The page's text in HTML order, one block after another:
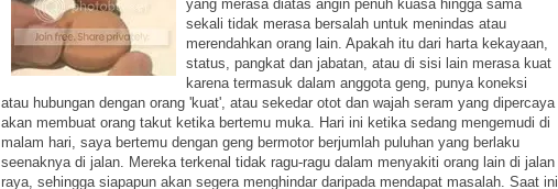
yang merasa diatas angin penuh kuasa hingga sama
sekali tidak merasa bersalah untuk menindas atau
merendahkan orang lain. Apakah itu dari harta kekayaan,
status, pangkat dan jabatan, atau di sisi lain merasa kuat
karena termasuk dalam anggota geng, punya koneksi
atau hubungan dengan orang 'kuat', atau sekedar otot dan wajah seram yang dipercaya
akan membuat orang takut ketika bertemu muka. Hari ini ketika sedang mengemudi di
malam hari, saya bertemu dengan geng bermotor berjumlah puluhan yang berlaku
seenaknya di jalan. Mereka terkenal tidak ragu-ragu dalam menyakiti orang lain di jalan
raya, sehingga siapapun akan segera menghindar daripada mendapat masalah. Saat ini